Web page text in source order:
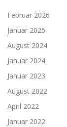
Februar 2026
Januar 2025
August 2024
Januar 2024
Januar 2023
August 2022
April 2022
Januar 2022